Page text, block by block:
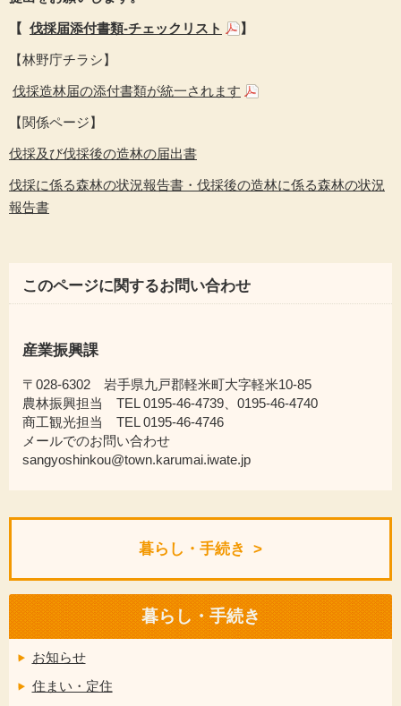
【 伐採届添付書類-チェックリスト 】
【林野庁チラシ】
伐採造林届の添付書類が統一されます
【関係ページ】
伐採及び伐採後の造林の届出書
伐採に係る森林の状況報告書・伐採後の造林に係る森林の状況
報告書
このページに関するお問い合わせ
産業振興課
〒028-6302 岩手県九戸郡軽米町大字軽米10-85
農林振興担当 TEL 0195-46-4739、0195-46-4740
商工観光担当 TEL 0195-46-4746
メールでのお問い合わせ
sangyoshinkou@town.karumai.iwate.jp
暮らし・手続き
暮らし・手続き
お知らせ
住まい・定住